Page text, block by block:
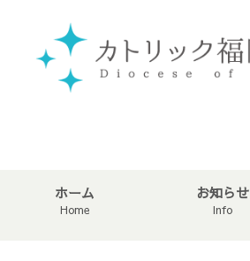
ホーム
Home
お知らせ
Info